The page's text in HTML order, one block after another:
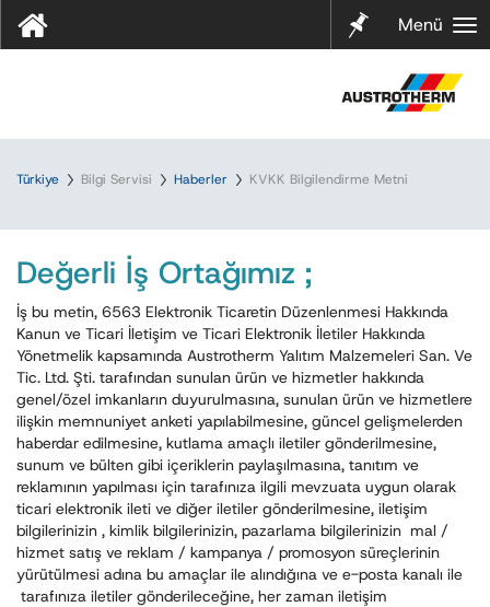
Notları
Menü
Türkiye Bilgi Servisi Haberler KVKK Bilgilendirme Metni
Değerli İş Ortağımız ;
İş bu metin, 6563 Elektronik Ticaretin Düzenlenmesi Hakkında
Kanun ve Ticari İletişim ve Ticari Elektronik İletiler Hakkında
Yönetmelik kapsamında Austrotherm Yalıtım Malzemeleri San. Ve
Tic. Ltd. Şti. tarafından sunulan ürün ve hizmetler hakkında
genel/özel imkanların duyurulmasına, sunulan ürün ve hizmetlere
ilişkin memnuniyet anketi yapılabilmesine, güncel gelişmelerden
haberdar edilmesine, kutlama amaçlı iletiler gönderilmesine,
sunum ve bülten gibi içeriklerin paylaşılmasına, tanıtım ve
reklamının yapılması için tarafınıza ilgili mevzuata uygun olarak
ticari elektronik ileti ve diğer iletiler gönderilmesine, iletişim
bilgilerinizin , kimlik bilgilerinizin, pazarlama bilgilerinizin mal /
hizmet satış ve reklam / kampanya / promosyon süreçlerinin
yürütülmesi adına bu amaçlar ile alındığına ve e-posta kanalı ile
tarafınıza iletiler gönderileceğine, her zaman iletişim